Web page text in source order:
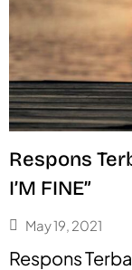
Respons
I’M FINE”
May 19, 2021
Respons